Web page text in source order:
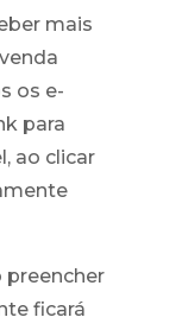
mais
os e-
para
ao clicar
preencher
ficará